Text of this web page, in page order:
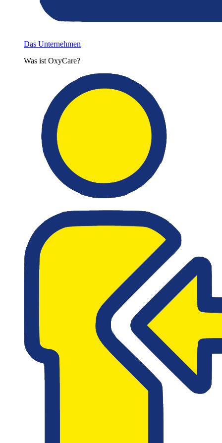
Das Unternehmen
Was ist OxyCare?